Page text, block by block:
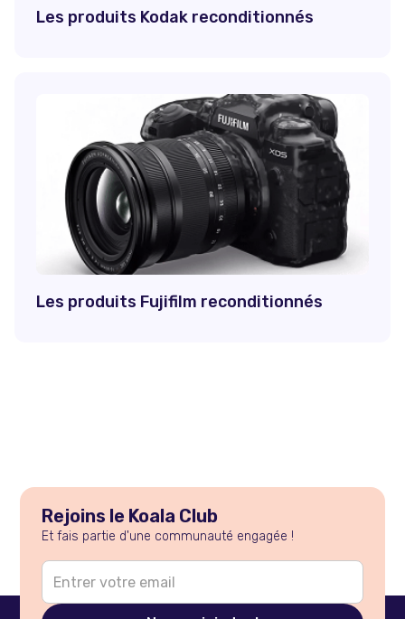
Les produits Kodak reconditionnés
Les produits Fujifilm reconditionnés
Rejoins le Koala Club
Et fais partie d'une communauté engagée !